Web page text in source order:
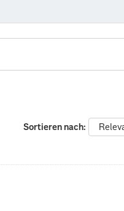
Sortieren nach